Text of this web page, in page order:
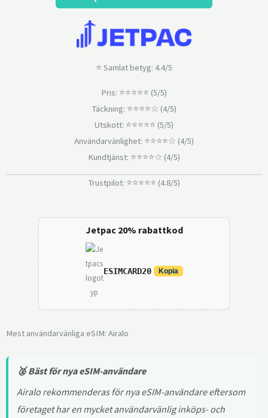
⭐ Samlat betyg: 4.4/5
Pris: ⭐⭐⭐⭐⭐ (5/5)
Täckning: ⭐⭐⭐⭐☆ (4/5)
Utskott: ⭐⭐⭐⭐⭐ (5/5)
Användarvänlighet: ⭐⭐⭐⭐☆ (4/5)
Kundtjänst: ⭐⭐⭐⭐☆ (4/5)
Trustpilot: ⭐⭐⭐⭐⭐ (4.8/5)
Jetpac 20% rabattkod
ESIMCARD20 Kopia
Mest användarvänliga eSIM: Airalo
🥈 Bäst för nya eSIM-användare
Airalo rekommenderas för nya eSIM-användare eftersom
företaget har en mycket användarvänlig inköps- och